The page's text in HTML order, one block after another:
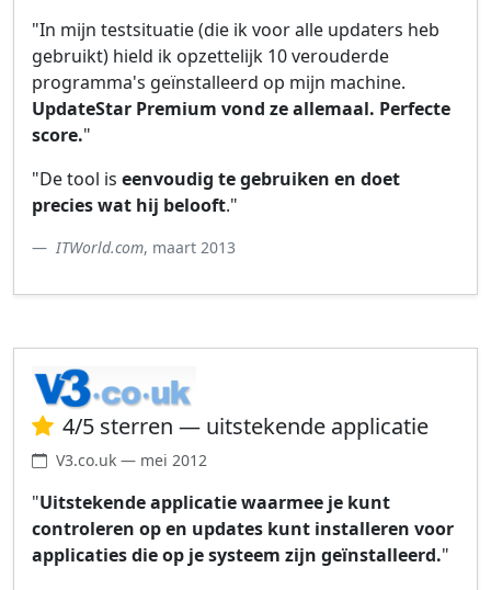
"In mijn testsituatie (die ik voor alle updaters heb
gebruikt) hield ik opzettelijk 10 verouderde
programma's geïnstalleerd op mijn machine.
UpdateStar Premium vond ze allemaal. Perfecte
score."
"De tool is eenvoudig te gebruiken en doet
precies wat hij belooft."
ITWorld.com, maart 2013
4/5 sterren — uitstekende applicatie
V3.co.uk — mei 2012
"Uitstekende applicatie waarmee je kunt
controleren op en updates kunt installeren voor
applicaties die op je systeem zijn geïnstalleerd."